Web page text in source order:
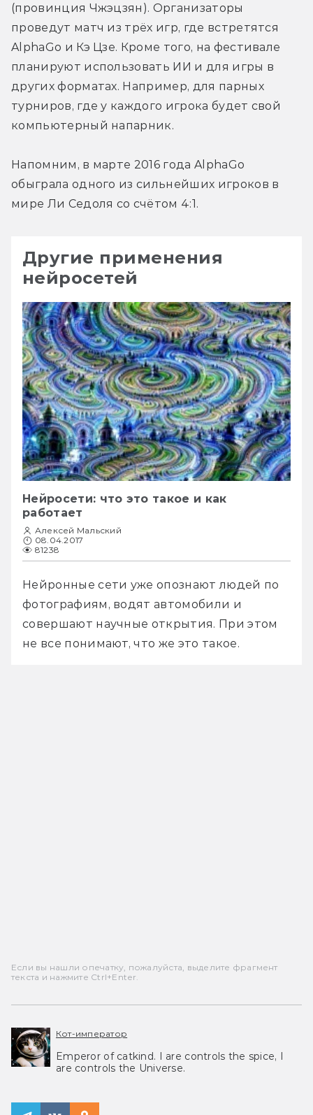
(провинция Чжэцзян). Организаторы
проведут матч из трёх игр, где встретятся
AlphaGo и Кэ Цзе. Кроме того, на фестивале
планируют использовать ИИ и для игры в
других форматах. Например, для парных
турниров, где у каждого игрока будет свой
компьютерный напарник.
Напомним, в марте 2016 года AlphaGo
обыграла одного из сильнейших игроков в
мире Ли Седоля со счётом 4:1.
Другие применения
нейросетей
Нейросети: что это такое и как
работает
Алексей Мальский
08.04.2017
81238
Нейронные сети уже опознают людей по
фотографиям, водят автомобили и
совершают научные открытия. При этом
не все понимают, что же это такое.
Если вы нашли опечатку, пожалуйста, выделите фрагмент
текста и нажмите Ctrl+Enter.
Кот-император
Emperor of catkind. I are controls the spice, I
are controls the Universe.